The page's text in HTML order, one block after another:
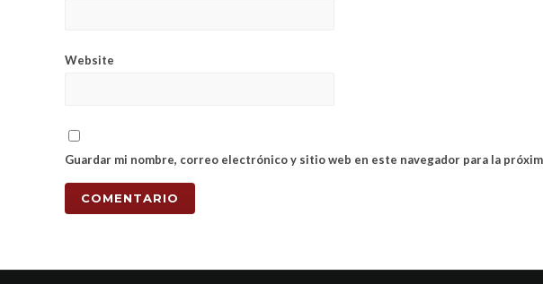
Website
Guardar mi nombre, correo electrónico y sitio web en este navegador para la